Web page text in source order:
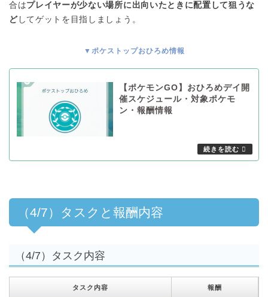
合はプレイヤーが少ない場所に出向いたときに配置して狙うな
どしてゲットを目指しましょう。
▼ポケストップおひろめ情報
【ポケモンGO】おひろめデイ開
催スケジュール・対象ポケモ
ン・報酬情報
（4/7）タスクと報酬内容
（4/7）タスク内容
タスク内容 報酬